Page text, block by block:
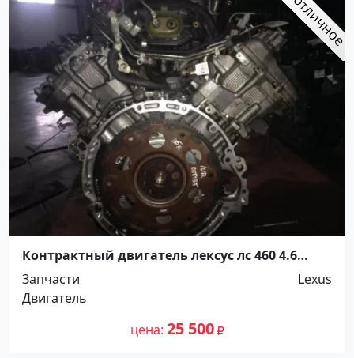
Контрактный двигатель лексус лс 460 4.6
Краснодар
Запчасти
Lexus
Двигатель
цена 25 500